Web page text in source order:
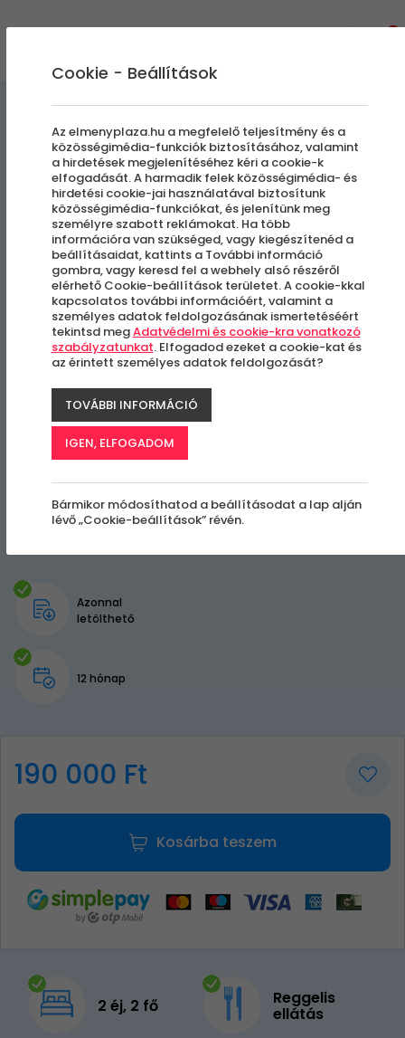
MeTime Cottage – Az egzotikus
faházikó
Hosszú Érvényesség
Kislippó
Azonnal
letölthető
12 hónap
190 000 Ft
Kosárba teszem
2 éj, 2 fő Reggelis
ellátás
Cookie - Beállítások
Az elmenyplaza.hu a megfelelő teljesítmény és a
közösségimédia-funkciók biztosításához, valamint
a hirdetések megjelenítéséhez kéri a cookie-k
elfogadását. A harmadik felek közösségimédia- és
hirdetési cookie-jai használatával biztosítunk
közösségimédia-funkciókat, és jelenítünk meg
személyre szabott reklámokat. Ha több
információra van szükséged, vagy kiegészítenéd a
beállításaidat, kattints a További információ
gombra, vagy keresd fel a webhely alsó részéről
elérhető Cookie-beállítások területet. A cookie-kkal
kapcsolatos további információért, valamint a
személyes adatok feldolgozásának ismertetéséért
tekintsd megAdatvédelmi és cookie-kra vonatkozó
szabályzatunkat. Elfogadod ezeket a cookie-kat és
az érintett személyes adatok feldolgozását?
TOVÁBBI INFORMÁCIÓ
IGEN, ELFOGADOM
Bármikor módosíthatod a beállításodat a lap alján
lévő „Cookie-beállítások” révén.